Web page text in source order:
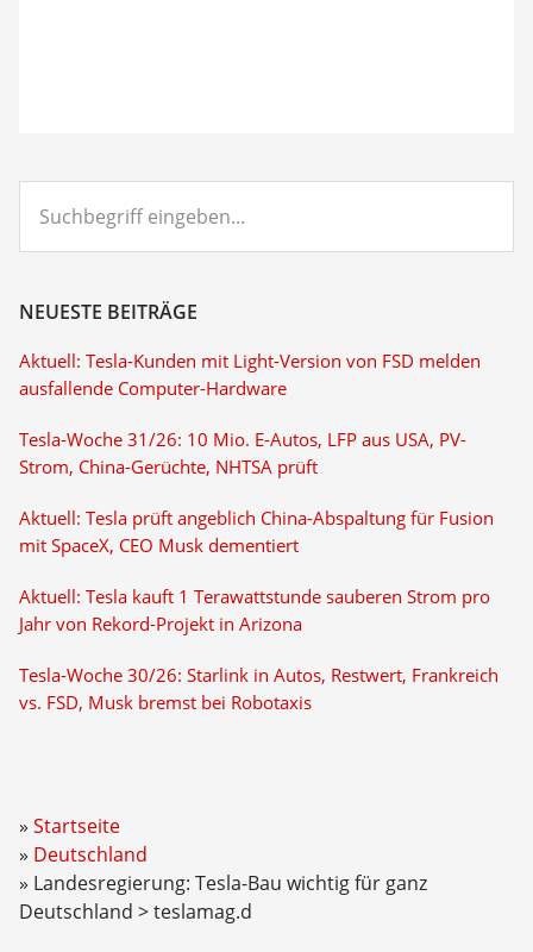
eingeben...
NEUESTE BEITRÄGE
Aktuell: Tesla-Kunden mit Light-Version von FSD melden
ausfallende Computer-Hardware
Tesla-Woche 31/26: 10 Mio. E-Autos, LFP aus USA, PV-
Strom, China-Gerüchte, NHTSA prüft
Aktuell: Tesla prüft angeblich China-Abspaltung für Fusion
mit SpaceX, CEO Musk dementiert
Aktuell: Tesla kauft 1 Terawattstunde sauberen Strom pro
Jahr von Rekord-Projekt in Arizona
Tesla-Woche 30/26: Starlink in Autos, Restwert, Frankreich
vs. FSD, Musk bremst bei Robotaxis
Startseite
Deutschland
Landesregierung: Tesla-Bau wichtig für ganz
Deutschland > teslamag.d